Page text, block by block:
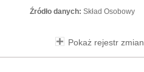
Źródło danych: Skład Osobowy
Pokaż rejestr zmian